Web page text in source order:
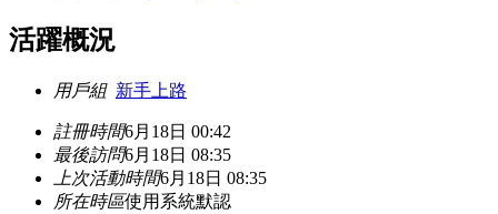
活躍概況
用戶組 新手上路
註冊時間6月18日 00:42
最後訪問6月18日 08:35
上次活動時間6月18日 08:35
所在時區使用系統默認